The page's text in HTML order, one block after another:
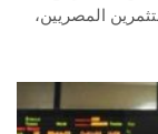
المصريين،